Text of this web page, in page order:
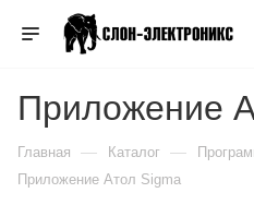
Приложение
Главная — Каталог —
Приложение Атол Sigma